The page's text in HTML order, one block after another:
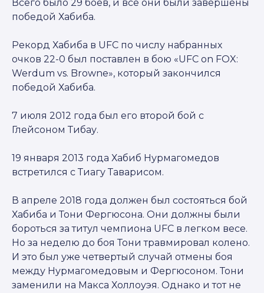
Всего было 29 боев, и все они были завершены
победой Хабиба.
Рекорд Хабиба в UFC по числу набранных
очков 22-0 был поставлен в бою «UFC on FOX:
Werdum vs. Browne», который закончился
победой Хабиба.
7 июля 2012 года был его второй бой с
Глейсоном Тибау.
19 января 2013 года Хабиб Нурмагомедов
встретился с Тиагу Таварисом.
В апреле 2018 года должен был состояться бой
Хабиба и Тони Фергюсона. Они должны были
бороться за титул чемпиона UFC в легком весе.
Но за неделю до боя Тони травмировал колено.
И это был уже четвертый случай отмены боя
между Нурмагомедовым и Фергюсоном. Тони
заменили на Макса Холлоуэя. Однако и тот не